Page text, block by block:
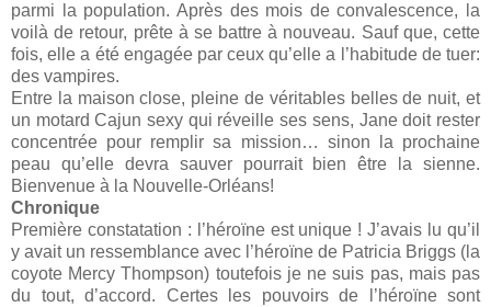
parmi la population. Après des mois de convalescence, la
voilà de retour, prête à se battre à nouveau. Sauf que, cette
fois, elle a été engagée par ceux qu’elle a l’habitude de tuer:
des vampires.
Entre la maison close, pleine de véritables belles de nuit, et
un motard Cajun sexy qui réveille ses sens, Jane doit rester
concentrée pour remplir sa mission… sinon la prochaine
peau qu’elle devra sauver pourrait bien être la sienne.
Bienvenue à la Nouvelle-Orléans!
Chronique
Première constatation : l’héroïne est unique ! J’avais lu qu’il
y avait un ressemblance avec l’héroïne de Patricia Briggs (la
coyote Mercy Thompson) toutefois je ne suis pas, mais pas
du tout, d’accord. Certes les pouvoirs de l’héroïne sont